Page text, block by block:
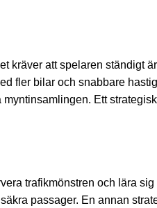
kräver att spelaren ständigt
fler bilar och snabbare
Ett
trafikmönstren och lära
passager. En annan